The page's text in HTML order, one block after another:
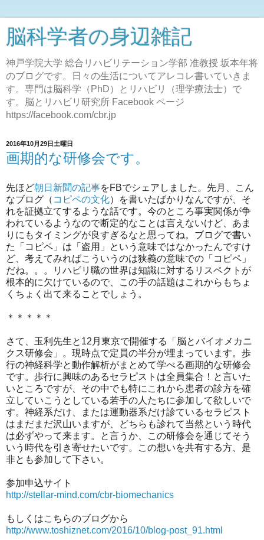
脳科学者の身辺雑記
神戸学院大学 総合リハビリテーション学部 准教授 坂本年将
のブログです。日々の生活についてアレコレ書いていきま
す。専門は脳科学（PhD）とリハビリ（理学療法士）で
す。脳とリハビリ研究所 Facebook ページ
https://facebook.com/cbr.jp
2016年10月29日土曜日
画期的な研修会です。
先ほど朝日新聞の記事をFBでシェアしました。先月、こん
なブログ（ コピペの文化）を書いたばかりなんですが、そ
れを証拠立てするような話です。今のところ事実関係が争
われているようなので断定的なことは言えないけど、あま
りにもタイミングが良すぎるなと思ってね。ブログで書い
た「コピペ」は「盗用」という意味ではなかったんですけ
ど、考えてみればこういうのは狭義の意味での「コピペ」
だね。。。リハビリ職の世界は知識に対するリスペクトが
根本的に欠けているので、この手の話題はこれからもちょ
くちょく出て来ることでしょう。
＊＊＊＊＊
さて、玉利先生と12月東京で開催する「脳とバイオメカニ
クス研修会」。現時点で定員の半分が埋まっています。歩
行の神経科学と動作解析がまとめて学べる画期的な研修会
です。歩行に興味のあるセラピストは全員集合！と言いた
いところですが、その中でも特にこれから患者の診方を確
立していこうとしている若手の人たちに参加して欲しいで
す。神経系だけ、または運動器系だけ診ているセラピスト
はまだまだ沢山いますが、どちらも診れて当然という時代
は必ずやって来ます。と言うか、この研修会を通じてそう
いう時代を引き寄せたいです。この想いを共有する方、是
非とも参加して下さい。
参加申込サイト
http://stellar-mind.com/cbr-biomechanics
もしくはこちらのブログから
http://www.toshiznet.com/2016/10/blog-post_91.html